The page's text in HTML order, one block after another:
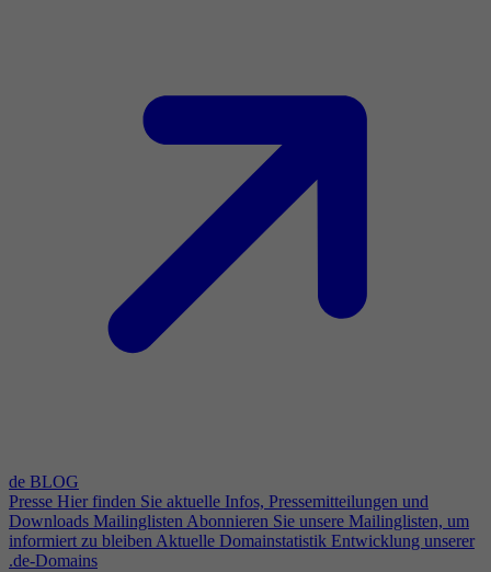
de BLOG
Presse Hier finden Sie aktuelle Infos, Pressemitteilungen und
Downloads Mailinglisten Abonnieren Sie unsere Mailinglisten, um
informiert zu bleiben Aktuelle Domainstatistik Entwicklung unserer
.de-Domains